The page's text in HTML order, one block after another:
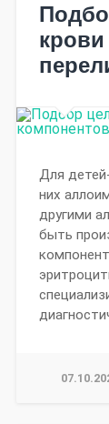
Для
них
другими
быть